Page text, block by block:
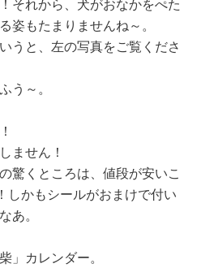
それから、犬がおなかをぺた
姿もたまりませんね～。
うと、左の写真をご覧くださ
う～。
ません！
驚くところは、値段が安いこ
しかもシールがおまけで付い
あ。
」カレンダー。